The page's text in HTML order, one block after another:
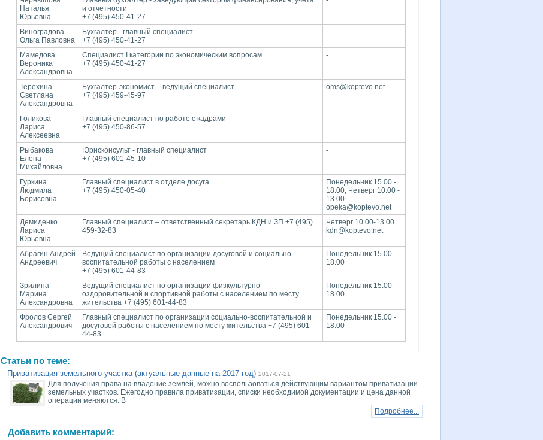
Наталья
Юрьевна
и отчетности
+7 (495) 450-41-27
Виноградова
Ольга Павловна
Бухгалтер - главный специалист
+7 (495) 450-41-27
-
Мамедова
Вероника
Александровна
Специалист I категории по экономическим вопросам
+7 (495) 450-41-27
-
Терехина
Светлана
Александровна
Бухгалтер-экономист – ведущий специалист
+7 (495) 459-45-97
oms@koptevo.net
Голикова
Лариса
Алексеевна
Главный специалист по работе с кадрами
+7 (495) 450-86-57
-
Рыбакова
Елена
Михайловна
Юрисконсульт - главный специалист
+7 (495) 601-45-10
-
Гуркина
Людмила
Борисовна
Главный специалист в отделе досуга
+7 (495) 450-05-40
Понедельник 15.00 -
18.00, Четверг 10.00 -
13.00
opeka@koptevo.net
Демиденко
Лариса
Юрьевна
Главный специалист – ответственный секретарь КДН и ЗП +7 (495)
459-32-83
Четверг 10.00-13.00
kdn@koptevo.net
Абрагин Андрей
Андреевич
Ведущий специалист по организации досуговой и социально-
воспитательной работы с населением
+7 (495) 601-44-83
Понедельник 15.00 -
18.00
Зрилина
Марина
Александровна
Ведущий специалист по организации физкультурно-
оздоровительной и спортивной работы с населением по месту
жительства +7 (495) 601-44-83
Понедельник 15.00 -
18.00
Фролов Сергей
Александрович
Главный специалист по организации социально-воспитательной и
досуговой работы с населением по месту жительства +7 (495) 601-
44-83
Понедельник 15.00 -
18.00
Статьи по теме:
Приватизация земельного участка (актуальные данные на 2017 год) 2017-07-21
Для получения права на владение землей, можно воспользоваться действующим вариантом приватизации
земельных участков. Ежегодно правила приватизации, списки необходимой документации и цена данной
операции меняются. В
Подробнее...
Добавить комментарий: